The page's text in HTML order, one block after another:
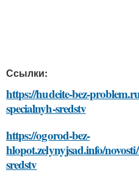
Ссылки:
https://hudeite-bez-
specialnyh-sredstv
https://ogorod-bez-
hlopot.zelynyjsad.info/
sredstv